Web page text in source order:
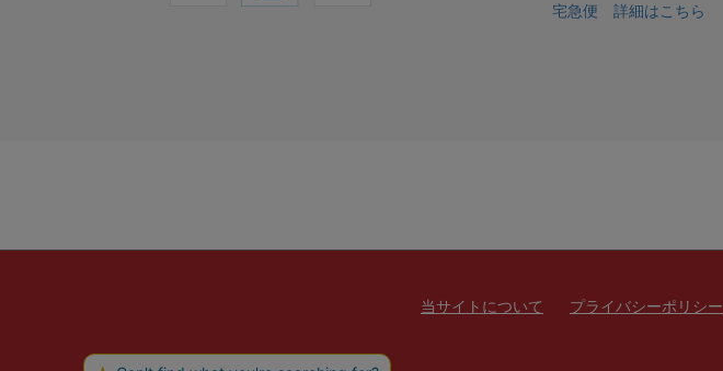
宅急便 詳細はこちら
当サイトについて プライバシーポリシー